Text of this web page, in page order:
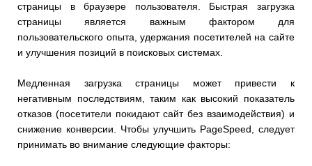
страницы в браузере пользователя. Быстрая загрузка
страницы является важным фактором для
пользовательского опыта, удержания посетителей на сайте
и улучшения позиций в поисковых системах.
Медленная загрузка страницы может привести к
негативным последствиям, таким как высокий показатель
отказов (посетители покидают сайт без взаимодействия) и
снижение конверсии. Чтобы улучшить PageSpeed, следует
принимать во внимание следующие факторы: